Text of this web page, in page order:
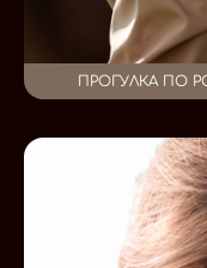
ПРОГУЛКА ПО